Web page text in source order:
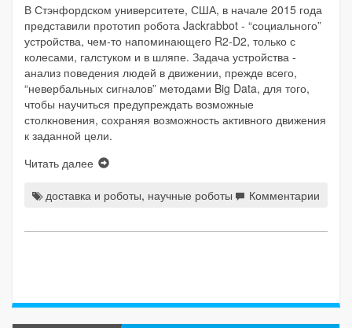
В Стэнфордском университете, США, в начале 2015 года
представили прототип робота Jackrabbot - “социального”
устройства, чем-то напоминающего R2-D2, только с
колесами, галстуком и в шляпе. Задача устройства -
анализ поведения людей в движении, прежде всего,
“невербальных сигналов” методами Big Data, для того,
чтобы научиться предупреждать возможные
столкновения, сохраняя возможность активного движения
к заданной цели.
Читать далее
доставка и роботы, научные роботы Комментарии